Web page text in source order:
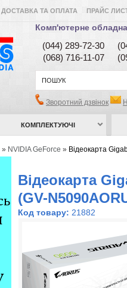
ДОСТАВКА ТА ОПЛАТА ПРАЙС
Комп'ютерне
(044) 289-72-30
(068) 716-11-07
Зворотний дзвінок
КОМПЛЕКТУЮЧІ
» NVIDIA GeForce » Відеокарта
Відеокарта
(GV-
Код товару: 21882